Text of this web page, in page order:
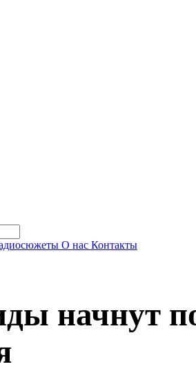
О нас Контакты
начнут